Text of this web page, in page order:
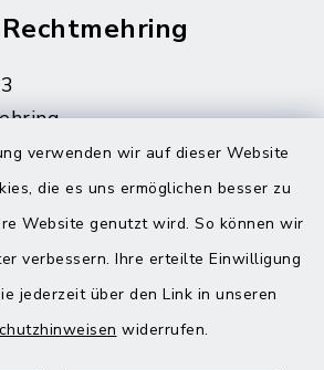
verwenden wir auf dieser Website
die es uns ermöglichen besser zu
Website genutzt wird. So können wir
verbessern. Ihre erteilte Einwilligung
jederzeit über den Link in unseren
widerrufen.
maitenbeth.de